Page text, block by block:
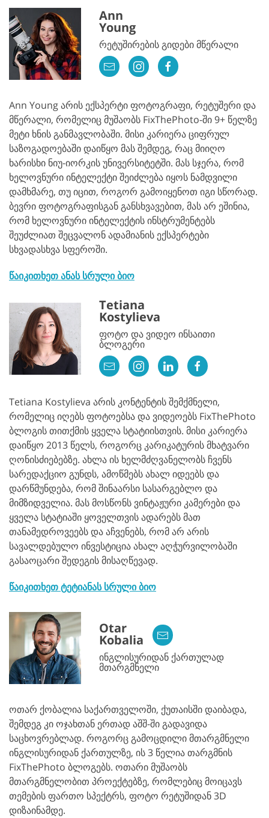
Ann
Young
რეტუშირების გიდები მწერალი
Ann Young არის ექსპერტი ფოტოგრაფი, რეტუშერი და
მწერალი, რომელიც მუშაობს FixThePhoto-ში 9+ წელზე
მეტი ხნის განმავლობაში. მისი კარიერა ციფრულ
საზოგადოებაში დაიწყო მას შემდეგ, რაც მიიღო
ხარისხი ნიუ-იორკის უნივერსიტეტში. მას სჯერა, რომ
ხელოვნური ინტელექტი შეიძლება იყოს ნამდვილი
დამხმარე, თუ იცით, როგორ გამოიყენოთ იგი სწორად.
ბევრი ფოტოგრაფისგან განსხვავებით, მას არ ეშინია,
რომ ხელოვნური ინტელექტის ინსტრუმენტებს
შეუძლიათ შეცვალონ ადამიანის ექსპერტები
სხვადასხვა სფეროში.
წაიკითხეთ ანას სრული ბიო
Tetiana
Kostylieva
ფოტო და ვიდეო ინსაითი
ბლოგერი
Tetiana Kostylieva არის კონტენტის შემქმნელი,
რომელიც იღებს ფოტოებსა და ვიდეოებს FixThePhoto
ბლოგის თითქმის ყველა სტატიისთვის. მისი კარიერა
დაიწყო 2013 წელს, როგორც კარიკატურის მხატვარი
ღონისძიებებზე. ახლა ის ხელმძღვანელობს ჩვენს
სარედაქციო გუნდს, ამოწმებს ახალ იდეებს და
დარწმუნდება, რომ შინაარსი სასარგებლო და
მიმზიდველია. მას მოსწონს ვინტაჟური კამერები და
ყველა სტატიაში ყოველთვის ადარებს მათ
თანამედროვეებს და აჩვენებს, რომ არ არის
სავალდებულო ინვესტიცია ახალ აღჭურვილობაში
გასაოცარი შედეგის მისაღწევად.
წაიკითხეთ ტეტიანას სრული ბიო
Otar
Kobalia
ინგლისურიდან ქართულად
მთარგმნელი
ოთარ ქობალია საქართველოში, ქუთაისში დაიბადა,
შემდეგ კი ოჯახთან ერთად აშშ-ში გადავიდა
საცხოვრებლად. როგორც გამოცდილი მთარგმნელი
ინგლისურიდან ქართულზე, ის 3 წელია თარგმნის
FixThePhoto ბლოგებს. ოთარი მუშაობს
მთარგმნელობით პროექტებზე, რომლებიც მოიცავს
თემების ფართო სპექტრს, ფოტო რეტუშიდან 3D
დიზაინამდე.